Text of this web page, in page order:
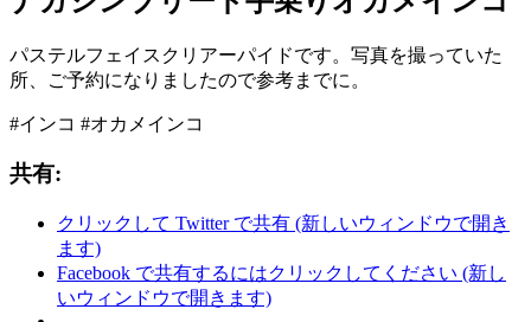
パステルフェイスクリアーパイドです。写真を撮っていた
所、ご予約になりましたので参考までに。
#インコ #オカメインコ
共有:
クリックして Twitter で共有 (新しいウィンドウで開き
ます)
Facebook で共有するにはクリックしてください (新し
いウィンドウで開きます)